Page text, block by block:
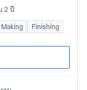
2 ปี
Finishing